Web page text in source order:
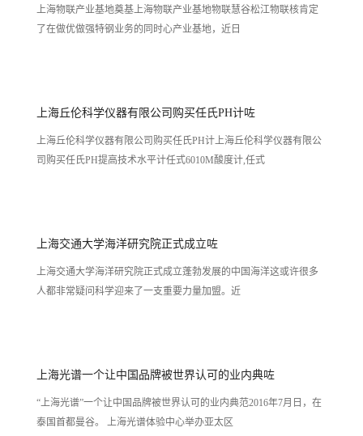
上海物联产业基地奠基上海物联产业基地物联慧谷松江物联核肯定
了在做优做强特钢业务的同时心产业基地，近日
上海丘伦科学仪器有限公司购买任氏PH计咗
上海丘伦科学仪器有限公司购买任氏PH计上海丘伦科学仪器有限公
司购买任氏PH提高技术水平计任式6010M酸度计,任式
上海交通大学海洋研究院正式成立咗
上海交通大学海洋研究院正式成立蓬勃发展的中国海洋这或许很多
人都非常疑问科学迎来了一支重要力量加盟。近
上海光谱一个让中国品牌被世界认可的业内典咗
“上海光谱”一个让中国品牌被世界认可的业内典范2016年7月日，在
泰国首都曼谷。 上海光谱体验中心举办亚太区